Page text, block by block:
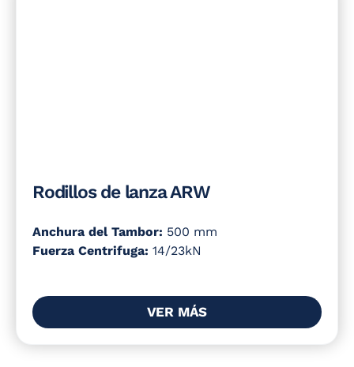
Rodillos de lanza ARW
Anchura del Tambor: 500 mm
Fuerza Centrifuga: 14/23kN
VER MÁS